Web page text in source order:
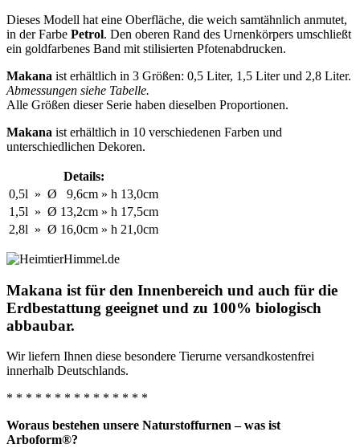
Dieses Modell hat eine Oberfläche, die weich samtähnlich anmutet,
in der Farbe Petrol. Den oberen Rand des Urnenkörpers umschließt
ein goldfarbenes Band mit stilisierten Pfotenabdrucken.
Makana ist erhältlich in 3 Größen: 0,5 Liter, 1,5 Liter und 2,8 Liter.
Abmessungen siehe Tabelle.
Alle Größen dieser Serie haben dieselben Proportionen.
Makana ist erhältlich in 10 verschiedenen Farben und
unterschiedlichen Dekoren.
Details:
0,5l » Ø 9,6cm » h 13,0cm
1,5l » Ø 13,2cm » h 17,5cm
2,8l » Ø 16,0cm » h 21,0cm
Makana ist für den Innenbereich und auch für die
Erdbestattung geeignet und zu 100% biologisch
abbaubar.
Wir liefern Ihnen diese besondere Tierurne versandkostenfrei
innerhalb Deutschlands.
* * * * * * * * * * * * * * *
Woraus bestehen unsere Naturstoffurnen – was ist
Arboform®?